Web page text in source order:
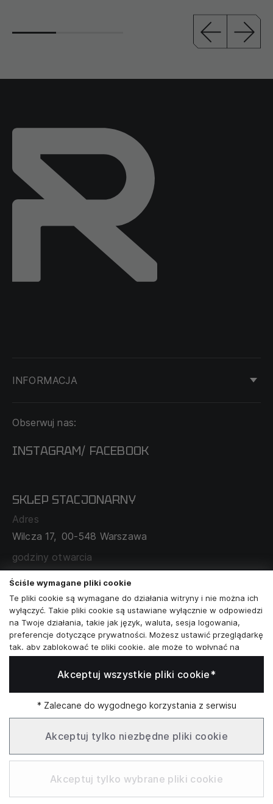
INFORMACJA
DOSTAWA I PŁATNOŚĆ
O NAS
MAPA SERWISU
ZAMÓWIENIA KORPORACYJNE
WSPÓŁPRACA Z PARTNERAMI
Obserwuj nas:
INSTAGRAM/ FACEBOOK
SKLEP STACJONARNY
Adres
Wilcza 17, 00-548 Warszawa
godziny otwarcia
poniedziałek - sobota: 11:00 - 19:00
Skontaktuj się z nami
+48573581161
info@reytel.pl
Whatsapp
Infolinia: Pn–Pt 09:00–17:00
Ściśle wymagane pliki cookie
Te pliki cookie są wymagane do działania witryny i nie można ich
wyłączyć. Takie pliki cookie są ustawiane wyłącznie w odpowiedzi
na Twoje działania, takie jak język, waluta, sesja logowania,
preferencje dotyczące prywatności. Możesz ustawić przeglądarkę
tak, aby zablokować te pliki cookie, ale może to wpłynąć na
sposób działania naszej witryny.
Analizy i statystyki
Marketing i retargeting
Te pliki cookie są zwykle ustawiane przez naszych partnerów
marketingowych i reklamowych. Mogą być przez nich
wykorzystywane do tworzenia profilu Twoich zainteresowań, a
następnie wyświetlania odpowiednich reklam. Jeśli nie zezwolisz
Twoich interesów.
Funkcjonalne pliki cookie
Akceptuj wszystkie pliki cookie*
* Zalecane do wygodnego korzystania z serwisu
Akceptuj tylko niezbędne pliki cookie
Akceptuj tylko wybrane pliki cookie